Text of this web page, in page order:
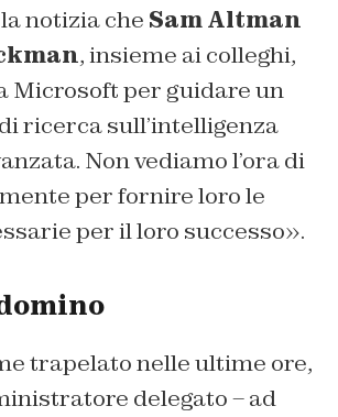
notizia che Sam Altman
, insieme ai colleghi,
Microsoft per guidare un
ricerca sull’intelligenza
Non vediamo l’ora di
per fornire loro le
per il loro successo».
trapelato nelle ultime ore,
delegato – ad